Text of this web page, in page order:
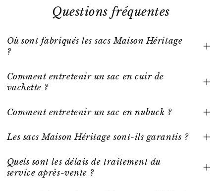
Questions fréquentes
Où sont fabriqués les sacs Maison Héritage
?
Comment entretenir un sac en cuir de
vachette ?
Comment entretenir un sac en nubuck ?
Les sacs Maison Héritage sont-ils garantis ?
Quels sont les délais de traitement du
service après-vente ?